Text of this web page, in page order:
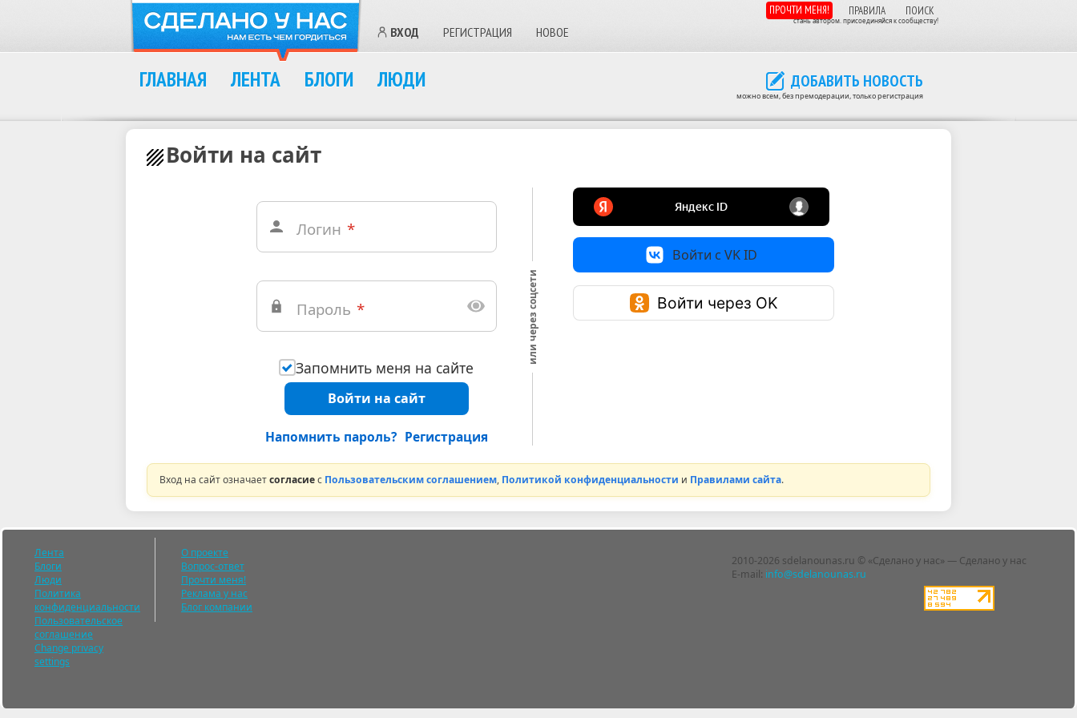
ВХОД РЕГИСТРАЦИЯ НОВОЕ
ПРОЧТИ МЕНЯ! ПРАВИЛА ПОИСК
стань автором. присоединяйся к сообществу!
ДОБАВИТЬ НОВОСТЬ
можно всем, без премодерации, только регистрация
ГЛАВНАЯ ЛЕНТА БЛОГИ ЛЮДИ
Войти на сайт
Логин *
Пароль *
Запомнить меня на сайте
Войти на сайт
Напомнить пароль? Регистрация
или через соцсети
Войти с VK ID
Войти через OK
Вход на сайт означаетсогласиес Пользовательским соглашением, Политикой конфиденциальности и Правилами сайта.
2010-2026 sdelanounas.ru © «Сделано у нас» — Сделано у нас
E-mail: info@sdelanounas.ru
Лента
Блоги
Люди
Политика
конфиденциальности
Пользовательское
соглашение
Change privacy
settings
О проекте
Вопрос-ответ
Прочти меня!
Реклама у нас
Блог компании